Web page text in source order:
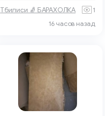
Тбилиси 🧦 БАРАХОЛКА
1
16 часов назад